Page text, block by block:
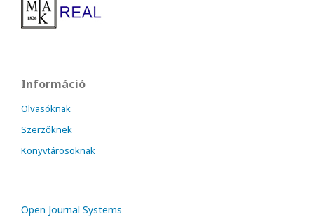
Információ
Olvasóknak
Szerzőknek
Könyvtárosoknak
Open Journal Systems